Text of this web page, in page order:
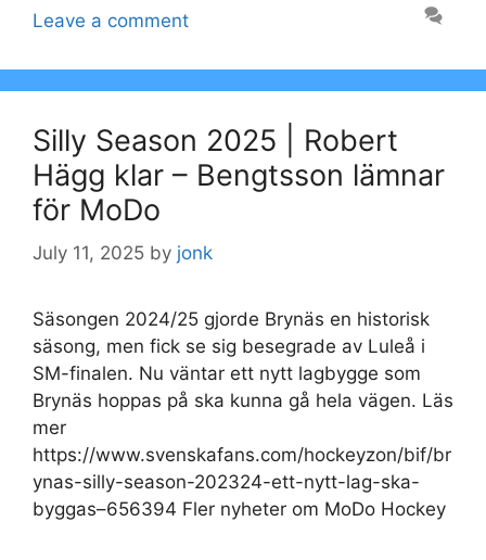
Leave a comment
Silly Season 2025 | Robert
Hägg klar – Bengtsson lämnar
för MoDo
July 11, 2025 by jonk
Säsongen 2024/25 gjorde Brynäs en historisk
säsong, men fick se sig besegrade av Luleå i
SM-finalen. Nu väntar ett nytt lagbygge som
Brynäs hoppas på ska kunna gå hela vägen. Läs
mer
https://www.svenskafans.com/hockeyzon/bif/br
ynas-silly-season-202324-ett-nytt-lag-ska-
byggas–656394 Fler nyheter om MoDo Hockey